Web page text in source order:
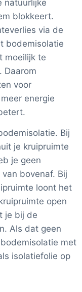
natuurlijke
blokkeert.
via de
bodemisolatie
moeilijk te
Daarom
voor
energie
Bij
je kruipruimte
je geen
bovenaf. Bij
loont het
open
je bij de
Als dat geen
met
isolatiefolie op